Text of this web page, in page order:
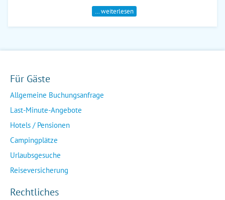
… weiterlesen
Für Gäste
Allgemeine Buchungsanfrage
Last-Minute-Angebote
Hotels / Pensionen
Campingplätze
Urlaubsgesuche
Reiseversicherung
Rechtliches